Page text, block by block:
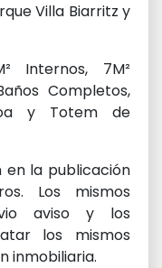
Villa Biarritz y
Internos, 7M²
Completos,
y Totem de
en la publicación
Los mismos
aviso y los
los mismos
inmobiliaria.